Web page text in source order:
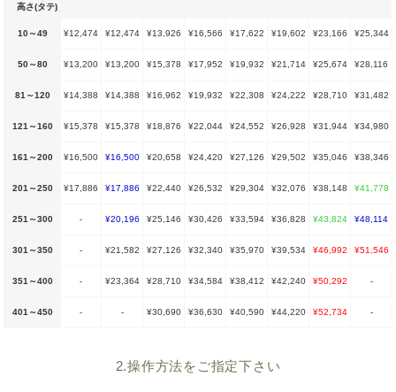
高さ(タテ)
10～49 ¥12,474 ¥12,474 ¥13,926 ¥16,566 ¥17,622 ¥19,602 ¥23,166 ¥25,344
50～80 ¥13,200 ¥13,200 ¥15,378 ¥17,952 ¥19,932 ¥21,714 ¥25,674 ¥28,116
81～120 ¥14,388 ¥14,388 ¥16,962 ¥19,932 ¥22,308 ¥24,222 ¥28,710 ¥31,482
121～160 ¥15,378 ¥15,378 ¥18,876 ¥22,044 ¥24,552 ¥26,928 ¥31,944 ¥34,980
161～200 ¥16,500 ¥16,500 ¥20,658 ¥24,420 ¥27,126 ¥29,502 ¥35,046 ¥38,346
201～250 ¥17,886 ¥17,886 ¥22,440 ¥26,532 ¥29,304 ¥32,076 ¥38,148 ¥41,778
251～300 - ¥20,196 ¥25,146 ¥30,426 ¥33,594 ¥36,828 ¥43,824 ¥48,114
301～350 - ¥21,582 ¥27,126 ¥32,340 ¥35,970 ¥39,534 ¥46,992 ¥51,546
351～400 - ¥23,364 ¥28,710 ¥34,584 ¥38,412 ¥42,240 ¥50,292 -
401～450 - - ¥30,690 ¥36,630 ¥40,590 ¥44,220 ¥52,734 -
2.操作方法をご指定下さい